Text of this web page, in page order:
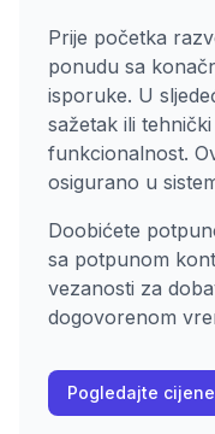
Prije početka
ponudu sa
isporuke. U
sažetak ili
funkcionalnost.
osigurano u
Doobićete
sa potpunom
vezanosti za
dogovorenom
Pogledajte cijene